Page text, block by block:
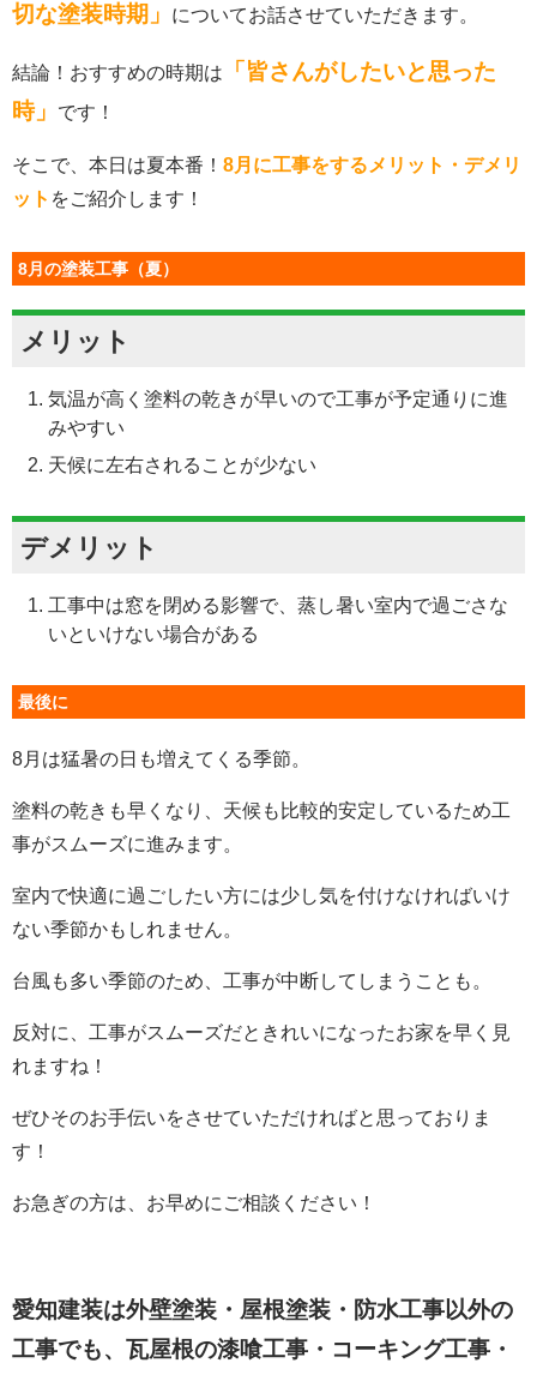
切な塗装時期」
についてお話させていただきます。
結論！おすすめの時期は
「皆さんがしたいと思った
時」
です！
そこで、本日は夏本番！ 8月に工事をするメリット・デメリ
ット をご紹介します！
8月の塗装工事（夏）
メリット
気温が高く塗料の乾きが早いので工事が予定通りに進
みやすい
天候に左右されることが少ない
デメリット
工事中は窓を閉める影響で、蒸し暑い室内で過ごさな
いといけない場合がある
最後に
8月は猛暑の日も増えてくる季節。
塗料の乾きも早くなり、天候も比較的安定しているため工
事がスムーズに進みます。
室内で快適に過ごしたい方には少し気を付けなければいけ
ない季節かもしれません。
台風も多い季節のため、工事が中断してしまうことも。
反対に、工事がスムーズだときれいになったお家を早く見
れますね！
ぜひそのお手伝いをさせていただければと思っておりま
す！
お急ぎの方は、お早めにご相談ください！
愛知建装は外壁塗装・屋根塗装・防水工事以外の
工事でも、瓦屋根の漆喰工事・コーキング工事・